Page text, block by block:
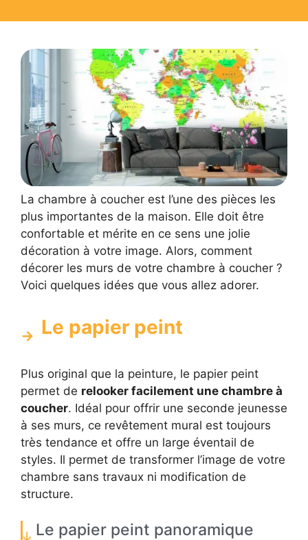
La chambre à coucher est l’une des pièces les
plus importantes de la maison. Elle doit être
confortable et mérite en ce sens une jolie
décoration à votre image. Alors, comment
décorer les murs de votre chambre à coucher ?
Voici quelques idées que vous allez adorer.
Le papier peint
Plus original que la peinture, le papier peint
permet de relooker facilement une chambre à
coucher. Idéal pour offrir une seconde jeunesse
à ses murs, ce revêtement mural est toujours
très tendance et offre un large éventail de
styles. Il permet de transformer l’image de votre
chambre sans travaux ni modification de
structure.
Le papier peint panoramique